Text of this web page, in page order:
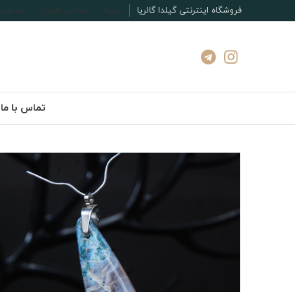
فروشگاه اینترنتی گیلدا گالریا مجله مطالب کاربران مشاوره
تماس با ما